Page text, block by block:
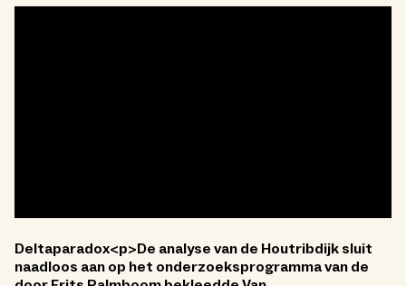
Deltaparadox<p>De analyse van de Houtribdijk sluit
naadloos aan op het onderzoeksprogramma van de